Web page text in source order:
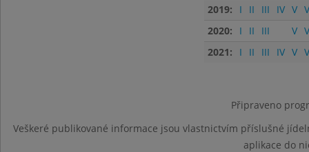
2019:
I II III IV V
2020:
I II III V
2021:
I II III IV V
Připraveno
Veškeré publikované informace jsou vlastnictvím příslušné
aplikace do